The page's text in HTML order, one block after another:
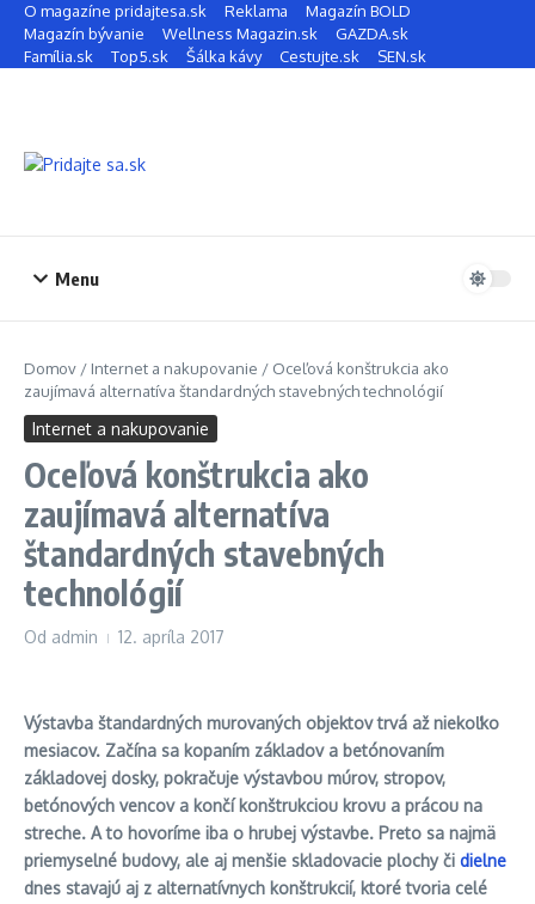
Preskočiť na obsah
O magazíne pridajtesa.sk Reklama
Magazín BOLD
Magazín bývanie
Wellness Magazin.sk
GAZDA.sk
Família.sk
Top5.sk Šálka kávy Cestujte.sk SEN.sk
Menu
Domov / Internet a nakupovanie / Oceľová konštrukcia ako
zaujímavá alternatíva štandardných stavebných technológií
Internet a nakupovanie
Oceľová konštrukcia ako
zaujímavá alternatíva
štandardných stavebných
technológií
Od admin 12. apríla 2017
Výstavba štandardných murovaných objektov trvá až niekoľko
mesiacov. Začína sa kopaním základov a betónovaním
základovej dosky, pokračuje výstavbou múrov, stropov,
betónových vencov a končí konštrukciou krovu a prácou na
streche. A to hovoríme iba o hrubej výstavbe. Preto sa najmä
priemyselné budovy, ale aj menšie skladovacie plochy či dielne
dnes stavajú aj z alternatívnych konštrukcií, ktoré tvoria celé